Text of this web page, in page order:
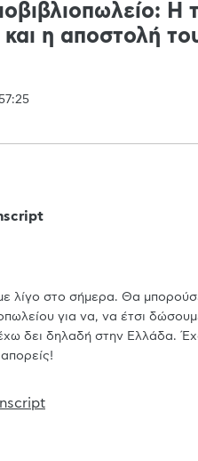
Η
και η αποστολή
λίγο στο σήμερα. Θα
για να, να έτσι
δει δηλαδή στην Ελλάδα.